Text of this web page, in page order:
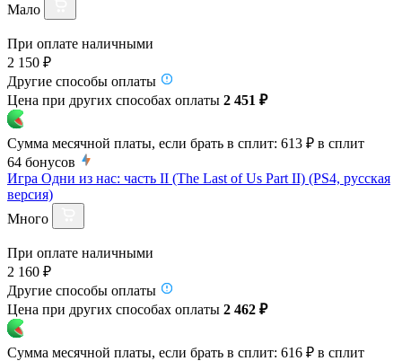
Мало
При оплате наличными
2 150 ₽
Другие способы оплаты
Цена при других способах оплаты 2 451 ₽
Сумма месячной платы, если брать в сплит: 613 ₽ в сплит
64 бонусов
Игра Одни из нас: часть II (The Last of Us Part II) (PS4, русская
версия)
Много
При оплате наличными
2 160 ₽
Другие способы оплаты
Цена при других способах оплаты 2 462 ₽
Сумма месячной платы, если брать в сплит: 616 ₽ в сплит